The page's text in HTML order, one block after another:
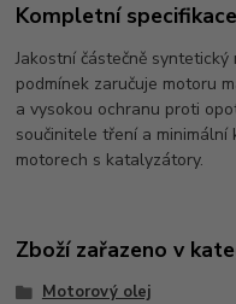
Kompletní specifikace
Jakostní částečně
podmínek zaručuje motoru
a vysokou ochranu proti
součinitele tření a
motorech s katalyzátory.
Zboží zařazeno v
Motorový olej